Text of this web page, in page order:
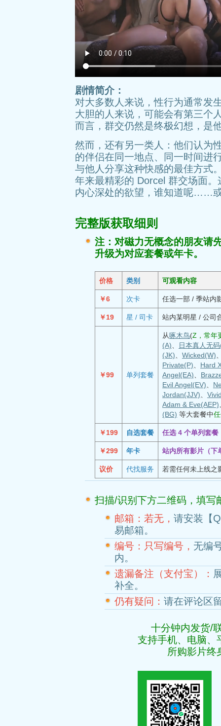
剧情简介：
对大多数人来说，性行为通常发
大胆的人来说，可能会有第三个
而言，群交仍然是终极幻想，是
然而，还有另一类人：他们认为
的伴侣在同一地点、同一时间进
与他人分享这种快感的最佳方式
年来最精彩的 Dorcel 群交场面
内心深处的欲望，谁知道呢……
完整版获取细则
注：对磁力无概念的朋友请
升级为对应套餐或年卡。
价格 类别 可观看内容
￥6 次卡 任选一部 / 季站内
￥19 星 / 司卡 站内某明星 / 公司
￥99 单列套餐
从啄木鸟(Z，常年
(A)
日本真人无
(JK)
Wicked(W)
Private(P)
Hard
Angel(EA)
Evil Angel(EV)
Jordan(JJV)
Adam & Eve(AEP)
(BG) 等大套餐中
￥199 自选套餐 任选 4 个单列套餐
￥299 年卡 站内所有影片（下
议价 代找服务 若需任何未上线之
扫描/识别下方二维码，填写
邮箱：若无， 请安装【
易邮箱。
编号：只写编号， 无编
内。
遗漏备注（支付宝）：
补全。
仍有疑问： 请在评论区
十分钟内发货/
支持手机、电脑、
所购影片终